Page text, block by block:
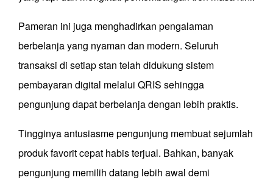
Pameran ini juga menghadirkan pengalaman
berbelanja yang nyaman dan modern. Seluruh
transaksi di setiap stan telah didukung sistem
pembayaran digital melalui QRIS sehingga
pengunjung dapat berbelanja dengan lebih praktis.
Tingginya antusiasme pengunjung membuat sejumlah
produk favorit cepat habis terjual. Bahkan, banyak
pengunjung memilih datang lebih awal demi